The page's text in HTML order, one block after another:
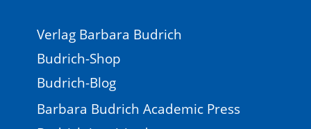
Verlag Barbara Budrich
Budrich-Shop
Budrich-Blog
Barbara Budrich Academic Press